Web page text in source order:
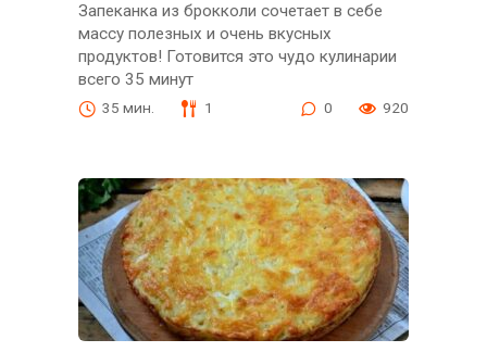
Запеканка из брокколи сочетает в себе
массу полезных и очень вкусных
продуктов! Готовится это чудо кулинарии
всего 35 минут
35 мин. 1 0 920